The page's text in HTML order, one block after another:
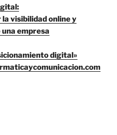
visibilidad online y
empresa
digital»